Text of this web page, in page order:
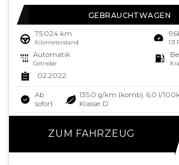
GEBRAUCHTWAGEN
75.024 km
Kilometerstand 131
Automatik
Getriebe
02.2022
Ab
sofort
135.0 g/km (komb), 6,0 l/
Klasse: D
ZUM FAHRZEUG